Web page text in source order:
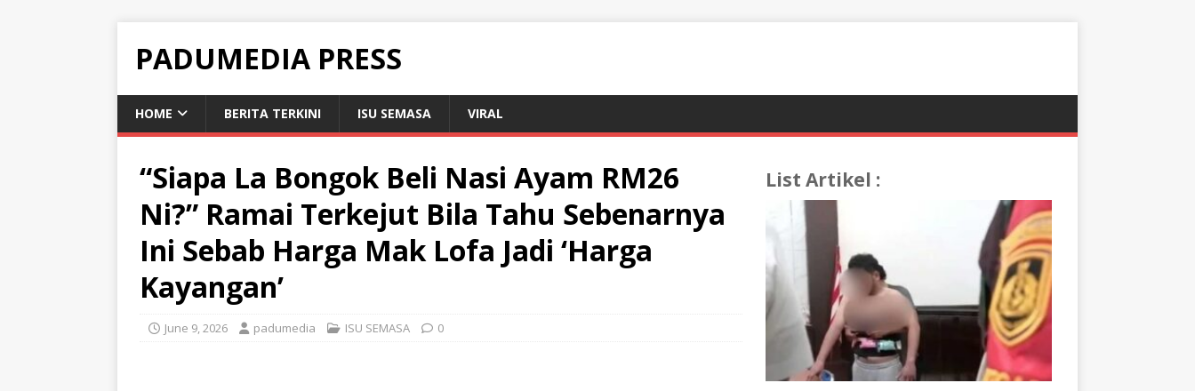
PADUMEDIA PRESS
HOME BERITA TERKINI ISU SEMASA VIRAL
“Siapa La Bongok Beli Nasi Ayam RM26
Ni?” Ramai Terkejut Bila Tahu Sebenarnya
Ini Sebab Harga Mak Lofa Jadi ‘Harga
Kayangan’
June 9, 2026 padumedia ISU SEMASA 0
List Artikel :